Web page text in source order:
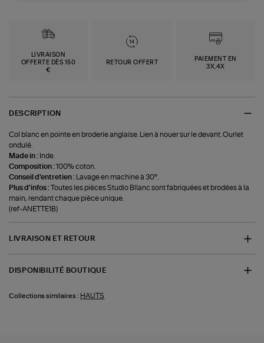
LIVRAISON
OFFERTE DÈS 150
€
RETOUR OFFERT
PAIEMENT EN
3X,4X
DESCRIPTION
Col blanc en pointe en broderie anglaise. Lien à nouer sur le devant. Ourlet
ondulé.
Made in : Inde.
Composition :100% coton.
Conseil d'entretien : Lavage en machine à 30°.
Plus d'infos :
Toutes les pièces Studio Bllanc sont fabriquées et brodées à la
main, rendant chaque pièce unique.
(ref-ANETTE1B)
LIVRAISON ET RETOUR
DISPONIBILITÉ BOUTIQUE
Collections similaires : HAUTS